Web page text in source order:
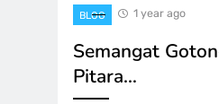
BLOG 1 year ago
Semangat
Pitara…